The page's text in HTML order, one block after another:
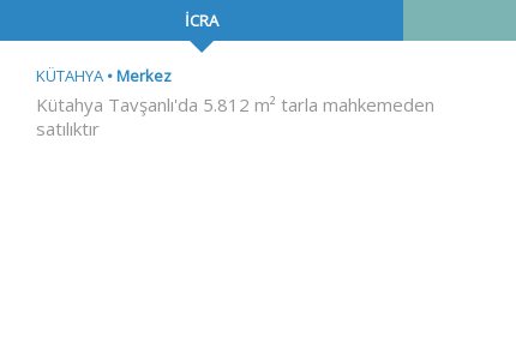
İCRA
KÜTAHYA Merkez
Kütahya Tavşanlı'da 5.812 m² tarla mahkemeden
satılıktır